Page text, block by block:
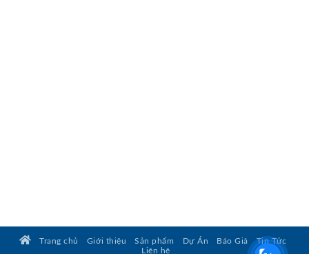
Trang chủ Giới thiệu Sản phẩm Dự Án Báo Giá
Tin Tức
Liên hệ